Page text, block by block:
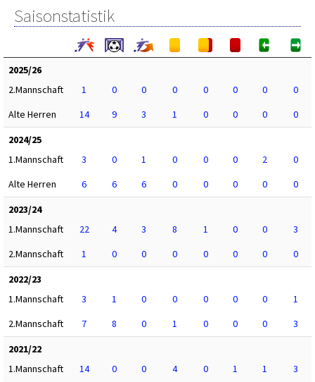
Saisonstatistik
2025/26
2.Mannschaft
1 0 0 0 0 0 0
0
Alte Herren
14 9 3 1 0 0 0
0
2024/25
1.Mannschaft
3 0 1 0 0 0 2
0
Alte Herren
6 6 6 0 0 0 0
0
2023/24
1.Mannschaft
22 4 3 8 1 0 0
3
2.Mannschaft
1 0 0 0 0 0 0
0
2022/23
1.Mannschaft
3 1 0 0 0 0 0
1
2.Mannschaft
7 8 0 1 0 0 0
3
2021/22
1.Mannschaft
14 0 0 4 0 1 1
3